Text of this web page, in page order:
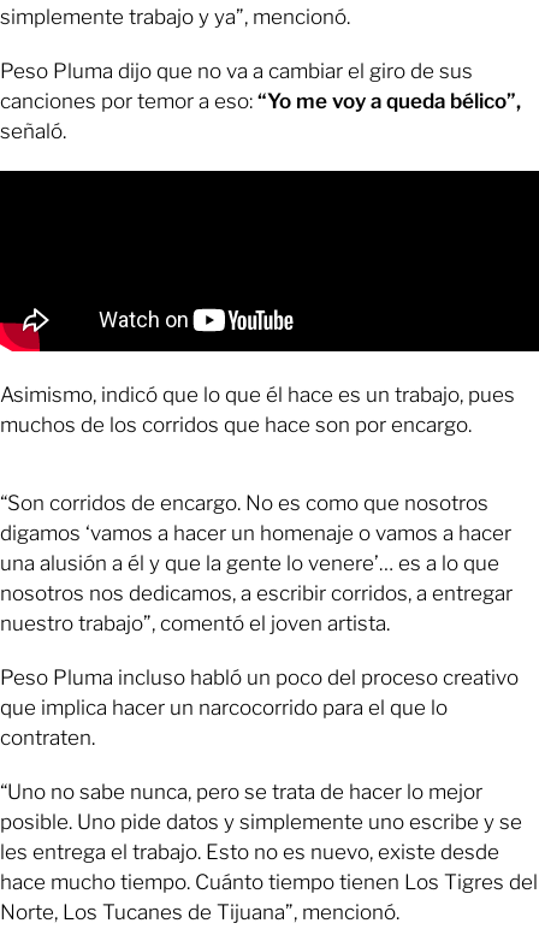
simplemente trabajo y ya”, mencionó.
Peso Pluma dijo que no va a cambiar el giro de sus
canciones por temor a eso: “Yo me voy a queda bélico”,
señaló.
Asimismo, indicó que lo que él hace es un trabajo, pues
muchos de los corridos que hace son por encargo.
“Son corridos de encargo. No es como que nosotros
digamos ‘vamos a hacer un homenaje o vamos a hacer
una alusión a él y que la gente lo venere’… es a lo que
nosotros nos dedicamos, a escribir corridos, a entregar
nuestro trabajo”, comentó el joven artista.
Peso Pluma incluso habló un poco del proceso creativo
que implica hacer un narcocorrido para el que lo
contraten.
“Uno no sabe nunca, pero se trata de hacer lo mejor
posible. Uno pide datos y simplemente uno escribe y se
les entrega el trabajo. Esto no es nuevo, existe desde
hace mucho tiempo. Cuánto tiempo tienen Los Tigres del
Norte, Los Tucanes de Tijuana”, mencionó.